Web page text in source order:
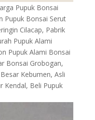
Pupuk Bonsai
Pupuk Bonsai Serut
Cilacap, Pabrik
Pupuk Alami
Pupuk Alami Bonsai
Bonsai Grobogan,
Kebumen, Asli
Kendal, Beli Pupuk